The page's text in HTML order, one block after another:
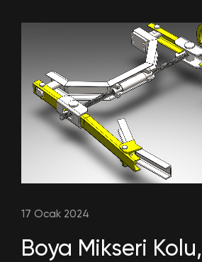
17 Ocak 2024
Boya Mikseri Kolu,